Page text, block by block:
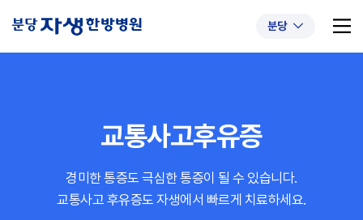
분당
#초음파약침 #척추압박골절
#교통사고후유증 #허리디스크 #목디스크
#추나요법
교통사고후유증
경미한 통증도 극심한 통증이 될 수 있습니다.
교통사고 후유증도 자생에서 빠르게 치료하세요.